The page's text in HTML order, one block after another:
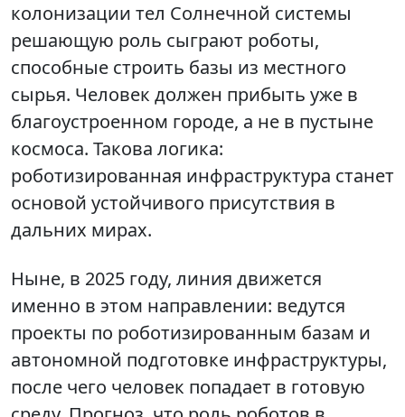
колонизации тел Солнечной системы
решающую роль сыграют роботы,
способные строить базы из местного
сырья. Человек должен прибыть уже в
благоустроенном городе, а не в пустыне
космоса. Такова логика:
роботизированная инфраструктура станет
основой устойчивого присутствия в
дальних мирах.
Ныне, в 2025 году, линия движется
именно в этом направлении: ведутся
проекты по роботизированным базам и
автономной подготовке инфраструктуры,
после чего человек попадает в готовую